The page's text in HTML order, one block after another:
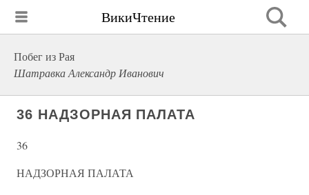
ВикиЧтение
Побег из Рая
Шатравка Александр Иванович
36 НАДЗОРНАЯ ПАЛАТА
36
НАДЗОРНАЯ ПАЛАТА